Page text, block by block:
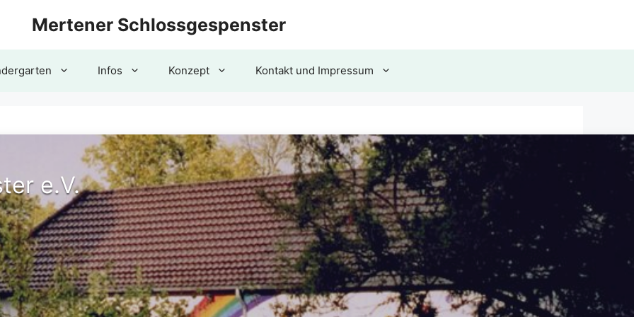
Mertener Schlossgespenster
Infos Konzept Kontakt und Impressum
e.V.